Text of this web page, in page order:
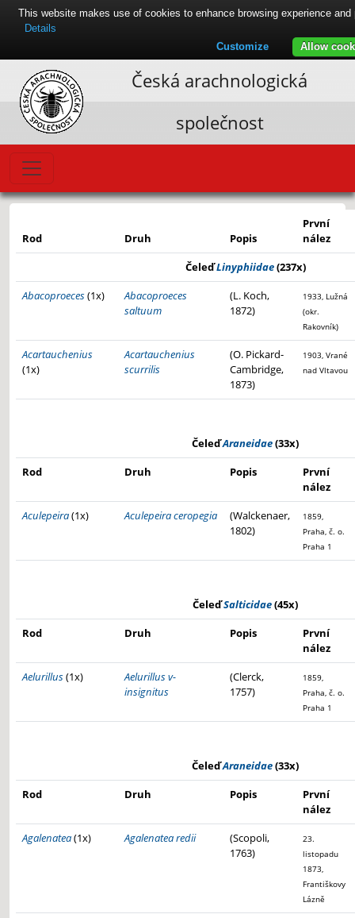
Česká arachnologická
společnost
Rod Druh Popis
První
nález
ČeleďLinyphiidae(237x)
Abacoproeces(1x)
Abacoproeces
saltuum
(L. Koch,
1872)
1933, Lužná
(okr.
Rakovník)
Acartauchenius
(1x)
Acartauchenius
scurrilis
(O. Pickard-
Cambridge,
1873)
1903, Vrané
nad Vltavou
ČeleďAraneidae(33x)
Rod
Druh Popis
První
nález
Aculepeira(1x) Aculepeira ceropegia
(Walckenaer,
1802)
1859,
Praha, č. o.
Praha 1
ČeleďSalticidae(45x)
Rod
Druh Popis
První
nález
Aelurillus(1x)
Aelurillus v-
insignitus
(Clerck,
1757)
1859,
Praha, č. o.
Praha 1
ČeleďAraneidae(33x)
Rod
Druh Popis
První
nález
Agalenatea(1x) Agalenatea redii
(Scopoli,
1763)
23.
listopadu
1873,
Františkovy
Lázně
This website makes use of cookies to enhance browsing experience
Details
Allow
Customize